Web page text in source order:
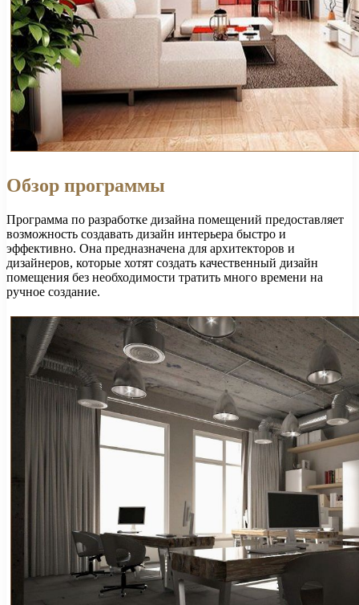
Обзор программы
Программа по разработке дизайна помещений предоставляет
возможность создавать дизайн интерьера быстро и
эффективно. Она предназначена для архитекторов и
дизайнеров, которые хотят создать качественный дизайн
помещения без необходимости тратить много времени на
ручное создание.